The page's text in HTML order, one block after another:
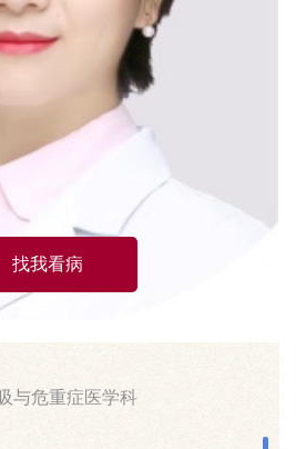
找我看病
与危重症医学科